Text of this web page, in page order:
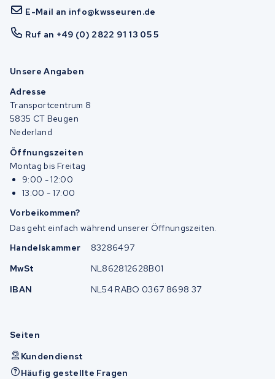
E-Mail an info@kwsseuren.de
Ruf an +49 (0) 2822 91 13 05 5
Unsere Angaben
Adresse
Transportcentrum 8
5835 CT Beugen
Nederland
Öffnungszeiten
Montag bis Freitag
9:00 - 12:00
13:00 - 17:00
Vorbeikommen?
Das geht einfach während unserer Öffnungszeiten.
Handelskammer
83286497
MwSt
NL862812628B01
IBAN
NL54 RABO 0367 8698 37
Seiten
Kundendienst
Häufig gestellte Fragen